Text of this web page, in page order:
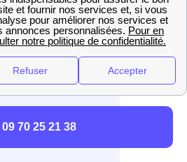
application
l’application EDF &
09 70 25 21 38